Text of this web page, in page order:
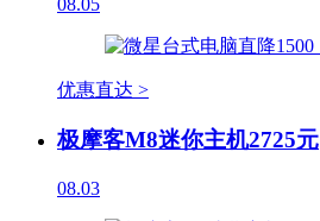
优惠直达 >
极摩客M8迷你主机2725元
08.03